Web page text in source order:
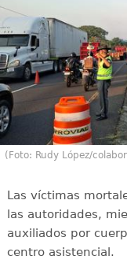
(Foto: Rudy López/
Las víctimas
las autoridades,
auxiliados por
centro asistencial.